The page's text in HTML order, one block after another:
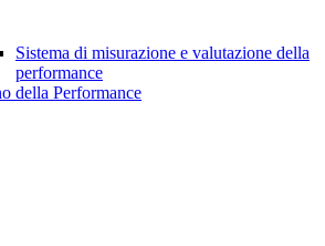
Sistema di misurazione e valutazione della
performance
della Performance